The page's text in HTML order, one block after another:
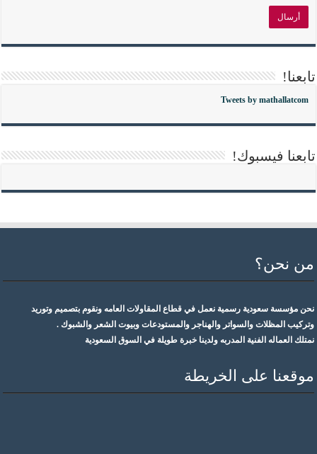
تابعنا!
Tweets by mathallatcom
تابعنا فيسبوك!
من نحن؟
نحن مؤسسة سعودية رسمية نعمل في قطاع المقاولات العامه ونقوم بتصميم وتوريد
وتركيب المظلات والسواتر والهناجر والمستودعات وبيوت الشعر والشبوك .
نمتلك العماله الفنية المدربه ولدينا خبرة طويلة في السوق السعودية
موقعنا على الخريطة